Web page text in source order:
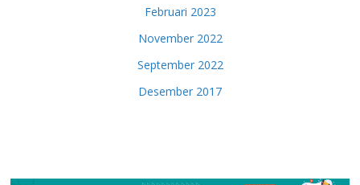
Februari 2023
November 2022
September 2022
Desember 2017